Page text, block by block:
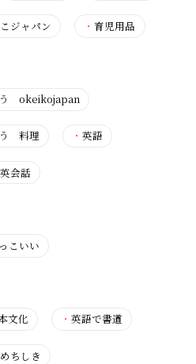
ジャパン ・育児用品
う okeikojapan
料理 ・英語
会話
こいい
文化 ・英語で書道
ちしき